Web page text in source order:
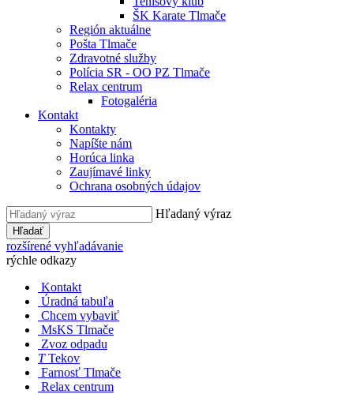
ŠK Karate Tlmače
Región aktuálne
Pošta Tlmače
Zdravotné služby
Polícia SR - OO PZ Tlmače
Relax centrum
Fotogaléria
Kontakt
Kontakty
Napíšte nám
Horúca linka
Zaujímavé linky
Ochrana osobných údajov
Hľadaný výraz
Hľadať
rozšírené vyhľadávanie
rýchle odkazy
Kontakt
Úradná tabuľa
Chcem vybaviť
MsKS Tlmače
Zvoz odpadu
T Tekov
Farnosť Tlmače
Relax centrum